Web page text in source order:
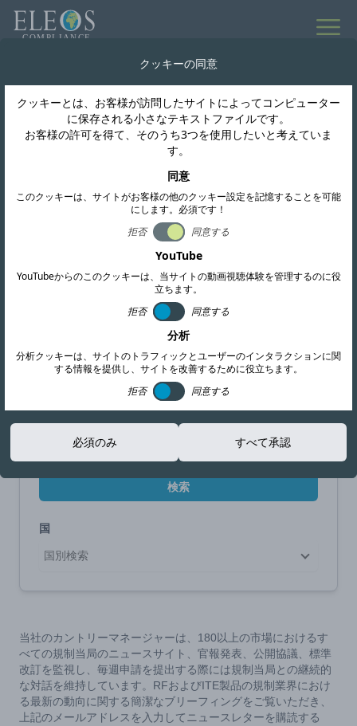
ニュースと更新
購読する
検索を絞り込む
検索
国
国別検索
当社のカントリーマネージャーは、180以上の市場におけるす
べての規制当局のニュースサイト、官報発表、公開協議、標準
改訂を監視し、毎週申請を提出する際には規制当局との継続的
な対話を維持しています。RFおよびITE製品の規制業界におけ
る最新の動向に関する簡潔なブリーフィングをご覧いただき、
上記のメールアドレスを入力してニュースレターを購読する
クッキーの同意
クッキーとは、お客様が訪問したサイトによってコンピューター
に保存される小さなテキストファイルです。
お客様の許可を得て、そのうち3つを使用したいと考えていま
す。
同意
このクッキーは、サイトがお客様の他のクッキー設定を記憶することを可能
にします。必須です！
拒否
同意する
YouTube
YouTubeからのこのクッキーは、当サイトの動画視聴体験を管理するのに役
立ちます。
拒否
同意する
分析
分析クッキーは、サイトのトラフィックとユーザーのインタラクションに関
する情報を提供し、サイトを改善するために役立ちます。
拒否
同意する
必須のみ すべて承認